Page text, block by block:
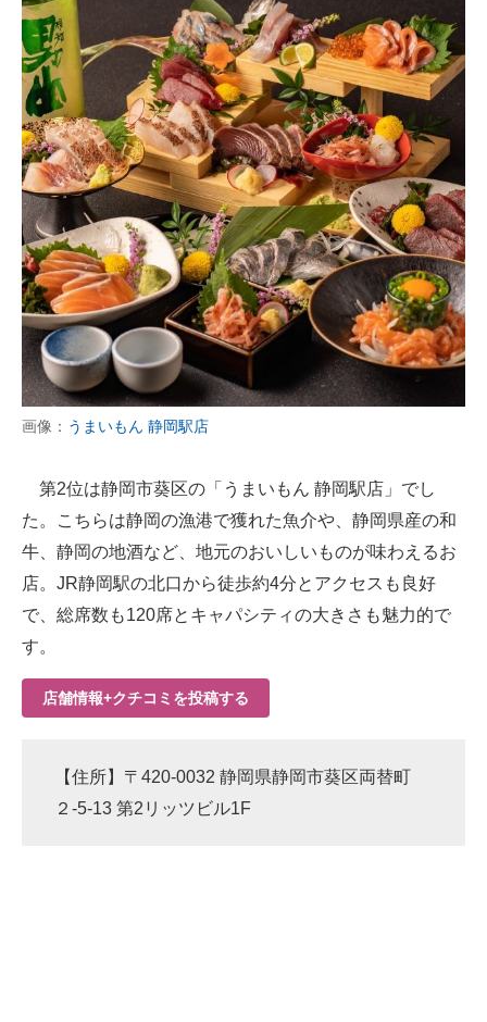
画像： うまいもん 静岡駅店
第2位は静岡市葵区の「うまいもん 静岡駅店」でし
た。こちらは静岡の漁港で獲れた魚介や、静岡県産の和
牛、静岡の地酒など、地元のおいしいものが味わえるお
店。JR静岡駅の北口から徒歩約4分とアクセスも良好
で、総席数も120席とキャパシティの大きさも魅力的で
す。
店舗情報+クチコミを投稿する
【住所】〒420-0032 静岡県静岡市葵区両替町
２-5-13 第2リッツビル1F